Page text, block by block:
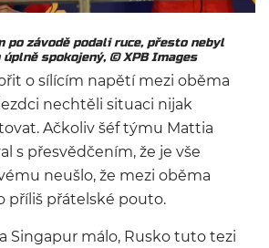
po závodě podali ruce, přesto nebyl
spokojený, © XPB Images
o sílícím napětí mezi oběma
nechtěli situaci nijak
Ačkoliv šéf týmu Mattia
s přesvědčením, že je vše
neušlo, že mezi oběma
příliš přátelské pouto.
Singapur málo, Rusko tuto tezi